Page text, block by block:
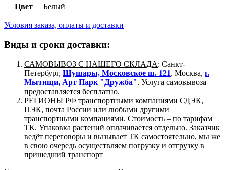
Цвет Белый
Условия заказа, оплаты и доставки
Виды и сроки доставки:
САМОВЫВОЗ С НАШЕГО СКЛАДА: Санкт-
Петербург, Шушары, Московское ш. 121. Москва, г.
Мытищи, Арт Парк "Дружба". Услуга самовывоза
предоставляется бесплатно.
РЕГИОНЫ РФ транспортными компаниями СДЭК,
ПЭК, почта России или любыми другими
транспортными компаниями. Стоимость – по тарифам
ТК. Упаковка растений оплачивается отдельно. Заказчик
ведёт переговоры и вызывает ТК самостоятельно, мы же
в свою очередь осуществляем погрузку и отгрузку в
пришедший транспорт